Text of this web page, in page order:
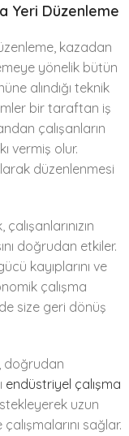
Yeri Düzenleme
kazadan
yönelik bütün
alındığı teknik
bir taraftan iş
çalışanların
vermiş olur.
düzenlenmesi
doğrudan etkiler.
kayıplarını ve
çalışma
size geri dönüş
doğrudan
endüstriyel çalışma
uzun
sağlar.